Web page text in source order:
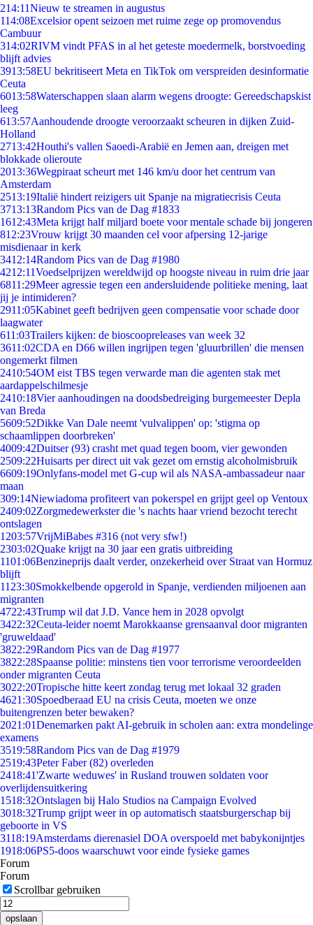
214:11Nieuw te streamen in augustus
114:08Excelsior opent seizoen met ruime zege op promovendus
Cambuur
314:02RIVM vindt PFAS in al het geteste moedermelk, borstvoeding
blijft advies
3913:58EU bekritiseert Meta en TikTok om verspreiden desinformatie
Ceuta
6013:58Waterschappen slaan alarm wegens droogte: Gereedschapskist
leeg
613:57Aanhoudende droogte veroorzaakt scheuren in dijken Zuid-
Holland
2713:42Houthi's vallen Saoedi-Arabië en Jemen aan, dreigen met
blokkade olieroute
2013:36Wegpiraat scheurt met 146 km/u door het centrum van
Amsterdam
2513:19Italië hindert reizigers uit Spanje na migratiecrisis Ceuta
3713:13Random Pics van de Dag #1833
1612:43Meta krijgt half miljard boete voor mentale schade bij jongeren
812:23Vrouw krijgt 30 maanden cel voor afpersing 12-jarige
misdienaar in kerk
3412:14Random Pics van de Dag #1980
4212:11Voedselprijzen wereldwijd op hoogste niveau in ruim drie jaar
6811:29Meer agressie tegen een andersluidende politieke mening, laat
jij je intimideren?
2911:05Kabinet geeft bedrijven geen compensatie voor schade door
laagwater
611:03Trailers kijken: de bioscoopreleases van week 32
3611:02CDA en D66 willen ingrijpen tegen 'gluurbrillen' die mensen
ongemerkt filmen
2410:54OM eist TBS tegen verwarde man die agenten stak met
aardappelschilmesje
2410:18Vier aanhoudingen na doodsbedreiging burgemeester Depla
van Breda
5609:52Dikke Van Dale neemt 'vulvalippen' op: 'stigma op
schaamlippen doorbreken'
4009:42Duitser (93) crasht met quad tegen boom, vier gewonden
2509:22Huisarts per direct uit vak gezet om ernstig alcoholmisbruik
6609:19Onlyfans-model met G-cup wil als NASA-ambassadeur naar
maan
309:14Niewiadoma profiteert van pokerspel en grijpt geel op Ventoux
2409:02Zorgmedewerkster die 's nachts haar vriend bezocht terecht
ontslagen
1203:57VrijMiBabes #316 (not very sfw!)
2303:02Quake krijgt na 30 jaar een gratis uitbreiding
1101:06Benzineprijs daalt verder, onzekerheid over Straat van Hormuz
blijft
11 23:30Smokkelbende opgerold in Spanje, verdienden miljoenen aan
migranten
4722:43Trump wil dat J.D. Vance hem in 2028 opvolgt
3422:32Ceuta-leider noemt Marokkaanse grensaanval door migranten
'gruweldaad'
3822:29Random Pics van de Dag #1977
3822:28Spaanse politie: minstens tien voor terrorisme veroordeelden
onder migranten Ceuta
3022:20Tropische hitte keert zondag terug met lokaal 32 graden
4621:30Spoedberaad EU na crisis Ceuta, moeten we onze
buitengrenzen beter bewaken?
2021:01Denemarken pakt AI-gebruik in scholen aan: extra mondelinge
examens
3519:58Random Pics van de Dag #1979
2519:43Peter Faber (82) overleden
2418:41'Zwarte weduwes' in Rusland trouwen soldaten voor
overlijdensuitkering
1518:32Ontslagen bij Halo Studios na Campaign Evolved
3018:32Trump grijpt weer in op automatisch staatsburgerschap bij
geboorte in VS
3118:19Amsterdams dierenasiel DOA overspoeld met babykonijntjes
1918:06PS5-doos waarschuwt voor einde fysieke games
Forum
Forum
Scrollbar gebruiken
opslaan